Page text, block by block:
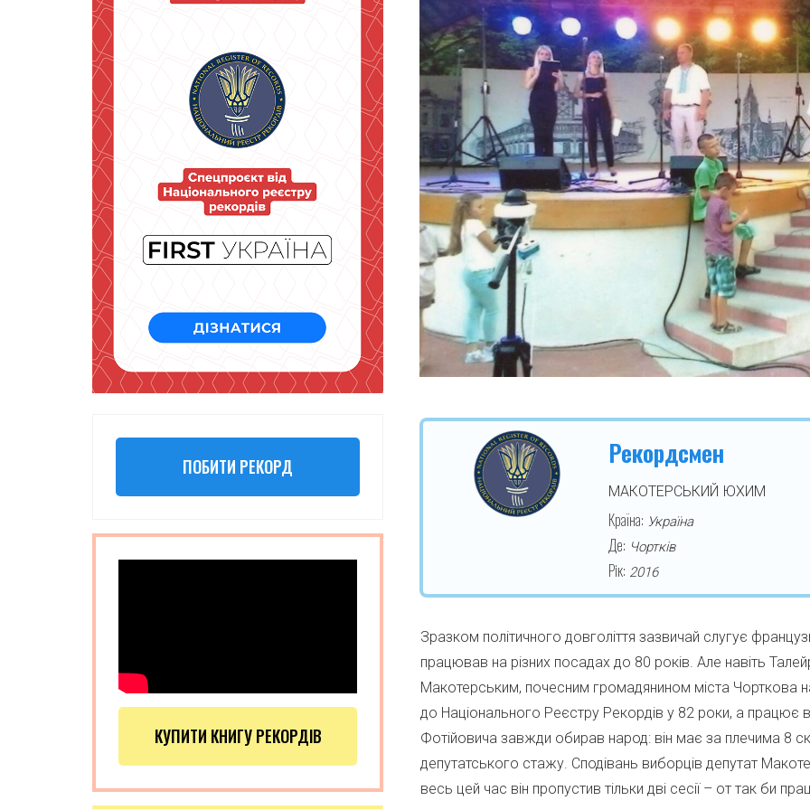
Рекордсмен
МАКОТЕРСЬКИЙ ЮХИМ
Країна: Україна
Де: Чортків
Рік: 2016
Зразком політичного довголіття зазвичай слугує
працював на різних посадах до 80 років. Але навіть
Макотерським, почесним громадянином міста Чорткова
до Національного Реєстру Рекордів у 82 роки, а
Фотійовича завжди обирав народ: він має за плечима 8
депутатського стажу. Сподівань виборців депутат
весь цей час він пропустив тільки дві сесії – от так би
ПОБИТИ РЕКОРД
КУПИТИ КНИГУ РЕКОРДІВ